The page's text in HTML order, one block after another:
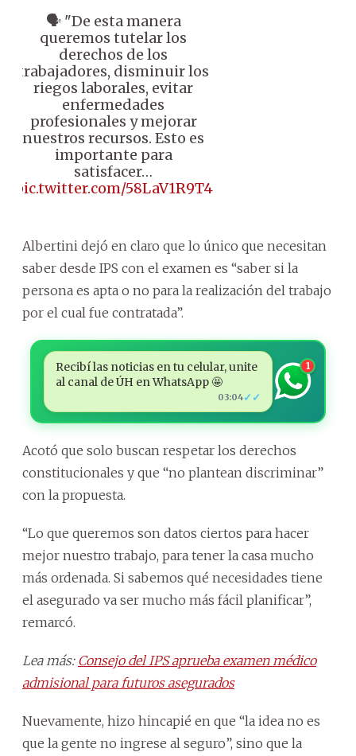
🗣️ "De esta manera
queremos tutelar los
derechos de los
trabajadores, disminuir los
riegos laborales, evitar
enfermedades
profesionales y mejorar
nuestros recursos. Esto es
importante para
satisfacer…
pic.twitter.com/58LaV1R9T4
Albertini dejó en claro que lo único que necesitan
saber desde IPS con el examen es “saber si la
persona es apta o no para la realización del trabajo
por el cual fue contratada”.
Recibí las noticias en tu celular, unite
al canal de ÚH en WhatsApp 🤩
03:04✓✓
1
Acotó que solo buscan respetar los derechos
constitucionales y que “no plantean discriminar”
con la propuesta.
“Lo que queremos son datos ciertos para hacer
mejor nuestro trabajo, para tener la casa mucho
más ordenada. Si sabemos qué necesidades tiene
el asegurado va ser mucho más fácil planificar”,
remarcó.
Lea más: Consejo del IPS aprueba examen médico
admisional para futuros asegurados
Nuevamente, hizo hincapié en que “la idea no es
que la gente no ingrese al seguro”, sino que la